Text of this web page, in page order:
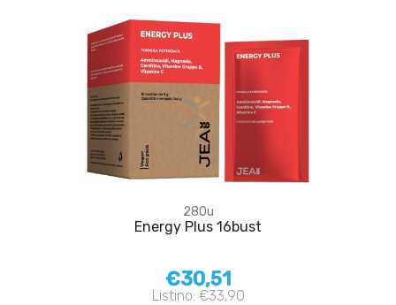
280u
Energy Plus 16bust
€30,51
Listino: €33,90